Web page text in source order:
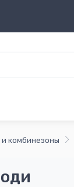
комбинезоны